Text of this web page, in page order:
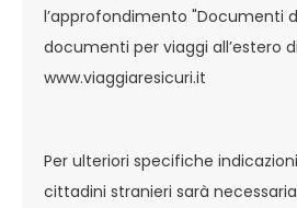
l’approfondimento "Documenti
documenti per viaggi all’estero
www.viaggiaresicuri.it
Per ulteriori specifiche
cittadini stranieri sarà